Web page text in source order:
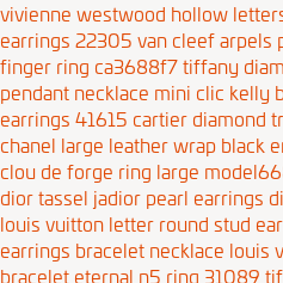
vivienne westwood hollow
earrings 22305 van cleef arpels
finger ring ca3688f7tiffany
pendant necklace mini clic kelly
earrings 41615 cartier diamond
chanel large leather wrap black
clou de forge ring large
dior tassel jadior pearl earrings
louis vuitton letter round stud
earrings bracelet necklace louis
bracelet eternal n5 ring 31089